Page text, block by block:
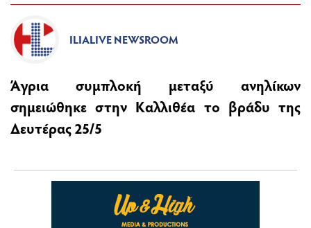
ILIALIVE NEWSROOM
Άγρια συμπλοκή μεταξύ ανηλίκων
σημειώθηκε στην Καλλιθέα το βράδυ της
Δευτέρας 25/5